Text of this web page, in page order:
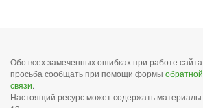
Обо всех замеченных ошибках при работе сайта
просьба сообщать при помощи формы обратной
связи.
Настоящий ресурс может содержать материалы